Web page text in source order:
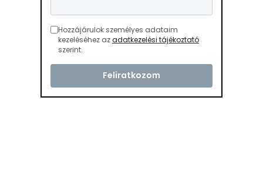
Hozzájárulok személyes adataim
kezeléséhez azadatkezelési tájékoztató
szerint.